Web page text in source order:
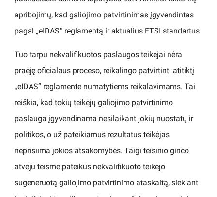
apribojimų, kad galiojimo patvirtinimas įgyvendintas
pagal „eIDAS“ reglamentą ir aktualius ETSI standartus.
Tuo tarpu nekvalifikuotos paslaugos teikėjai nėra
praėję oficialaus proceso, reikalingo patvirtinti atitiktį
„eIDAS“ reglamente numatytiems reikalavimams. Tai
reiškia, kad tokių teikėjų galiojimo patvirtinimo
paslauga įgyvendinama nesilaikant jokių nuostatų ir
politikos, o už pateikiamus rezultatus teikėjas
neprisiima jokios atsakomybės. Taigi teisinio ginčo
atveju teisme pateikus nekvalifikuoto teikėjo
sugeneruotą galiojimo patvirtinimo ataskaitą, siekiant